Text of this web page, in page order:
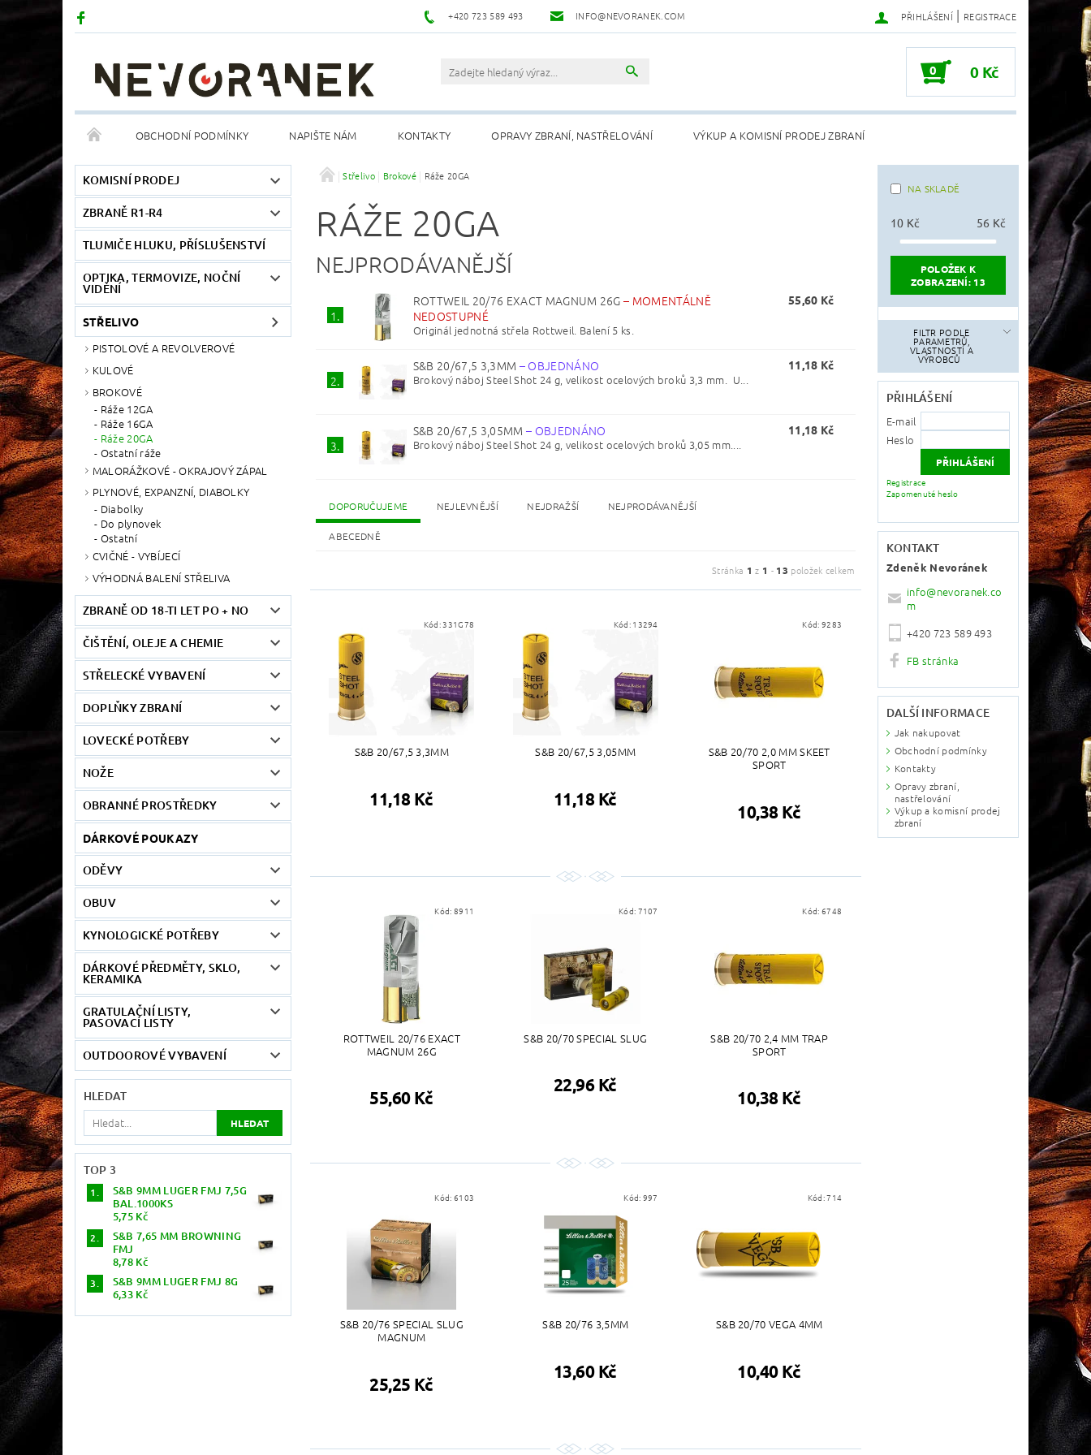
+420 723 589 493 INFO@NEVORANEK.COM PŘIHLÁŠENÍ | REGISTRACE
0 0 Kč
OBCHODNÍ PODMÍNKY NAPIŠTE NÁM KONTAKTY OPRAVY ZBRANÍ, NASTŘELOVÁNÍ VÝKUP A KOMISNÍ PRODEJ ZBRANÍ
KOMISNÍ PRODEJ
ZBRANĚ R1-R4
TLUMIČE HLUKU, PŘÍSLUŠENSTVÍ
OPTIKA, TERMOVIZE, NOČNÍ
VIDĚNÍ
STŘELIVO
PISTOLOVÉ A REVOLVEROVÉ
KULOVÉ
BROKOVÉ
Ráže 12GA
Ráže 16GA
Ráže 20GA
Ostatní ráže
MALORÁŽKOVÉ - OKRAJOVÝ ZÁPAL
PLYNOVÉ, EXPANZNÍ, DIABOLKY
Diabolky
Do plynovek
Ostatní
CVIČNÉ - VYBÍJECÍ
VÝHODNÁ BALENÍ STŘELIVA
ZBRANĚ OD 18-TI LET PO + NO
ČIŠTĚNÍ, OLEJE A CHEMIE
STŘELECKÉ VYBAVENÍ
DOPLŇKY ZBRANÍ
LOVECKÉ POTŘEBY
NOŽE
OBRANNÉ PROSTŘEDKY
DÁRKOVÉ POUKAZY
ODĚVY
OBUV
KYNOLOGICKÉ POTŘEBY
DÁRKOVÉ PŘEDMĚTY, SKLO,
KERAMIKA
GRATULAČNÍ LISTY,
PASOVACÍ LISTY
OUTDOOROVÉ VYBAVENÍ
HLEDAT
TOP 3
S&B 9MM LUGER FMJ 7,5G
BAL.1000KS
5,75 Kč
S&B 7,65 MM BROWNING
FMJ
8,78 Kč
S&B 9MM LUGER FMJ 8G
6,33 Kč
Střelivo Brokové Ráže 20GA
RÁŽE 20GA
NEJPRODÁVANĚJŠÍ
1.
ROTTWEIL 20/76 EXACT MAGNUM 26G– MOMENTÁLNĚ
NEDOSTUPNÉ
Originál jednotná střela Rottweil. Balení 5 ks.
55,60 Kč
2.
S&B 20/67,5 3,3MM – OBJEDNÁNO
Brokový náboj Steel Shot 24 g, velikost ocelových broků 3,3 mm. U...
11,18 Kč
3.
S&B 20/67,5 3,05MM – OBJEDNÁNO
Brokový náboj Steel Shot 24 g, velikost ocelových broků 3,05 mm....
11,18 Kč
DOPORUČUJEME NEJLEVNĚJŠÍ NEJDRAŽŠÍ NEJPRODÁVANĚJŠÍ
ABECEDNĚ
Stránka 1 z 1 - 13 položek celkem
Kód:331G78
S&B 20/67,5 3,3MM
11,18 Kč
Kód: 13294
S&B 20/67,5 3,05MM
11,18 Kč
Kód: 9283
S&B 20/70 2,0 MM SKEET
SPORT
10,38 Kč
Kód:8911
ROTTWEIL 20/76 EXACT
MAGNUM 26G
55,60 Kč
Kód: 7107
S&B 20/70 SPECIAL SLUG
22,96 Kč
Kód: 6748
S&B 20/70 2,4 MM TRAP
SPORT
10,38 Kč
Kód:6103
S&B 20/76 SPECIAL SLUG
MAGNUM
25,25 Kč
Kód: 997
S&B 20/76 3,5MM
13,60 Kč
Kód:714
S&B 20/70 VEGA 4MM
10,40 Kč
NA SKLADĚ
10 Kč 56 Kč
POLOŽEK K
ZOBRAZENÍ: 13
FILTR PODLE
PARAMETRŮ,
VLASTNOSTÍ A
VÝROBCŮ
PŘIHLÁŠENÍ
E-mail
Heslo
Registrace
Zapomenuté heslo
KONTAKT
Zdeněk Nevoránek
info@nevoranek.co
m
+420 723 589 493
FB stránka
DALŠÍ INFORMACE
Jak nakupovat
Obchodní podmínky
Kontakty
Opravy zbraní,
nastřelování
Výkup a komisní prodej
zbraní